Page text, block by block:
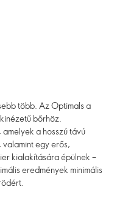
több. Az Optimals a
bőrhöz.
a hosszú távú
egy erős,
kialakítására épülnek –
eredmények minimális